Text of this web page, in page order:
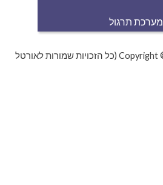
מערכת תרגול
Copyright © 2025 ortalraisman.co.il (כל הזכויות שמורות לאורטל